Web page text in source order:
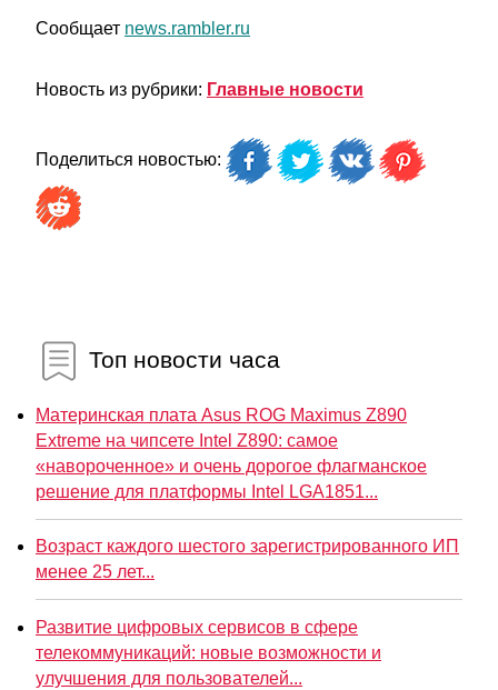
Сообщает news.rambler.ru
Новость из рубрики: Главные новости
Поделиться новостью:
Топ новости часа
Материнская плата Asus ROG Maximus Z890
Extreme на чипсете Intel Z890: самое
«навороченное» и очень дорогое флагманское
решение для платформы Intel LGA1851...
Возраст каждого шестого зарегистрированного ИП
менее 25 лет...
Развитие цифровых сервисов в сфере
телекоммуникаций: новые возможности и
улучшения для пользователей...